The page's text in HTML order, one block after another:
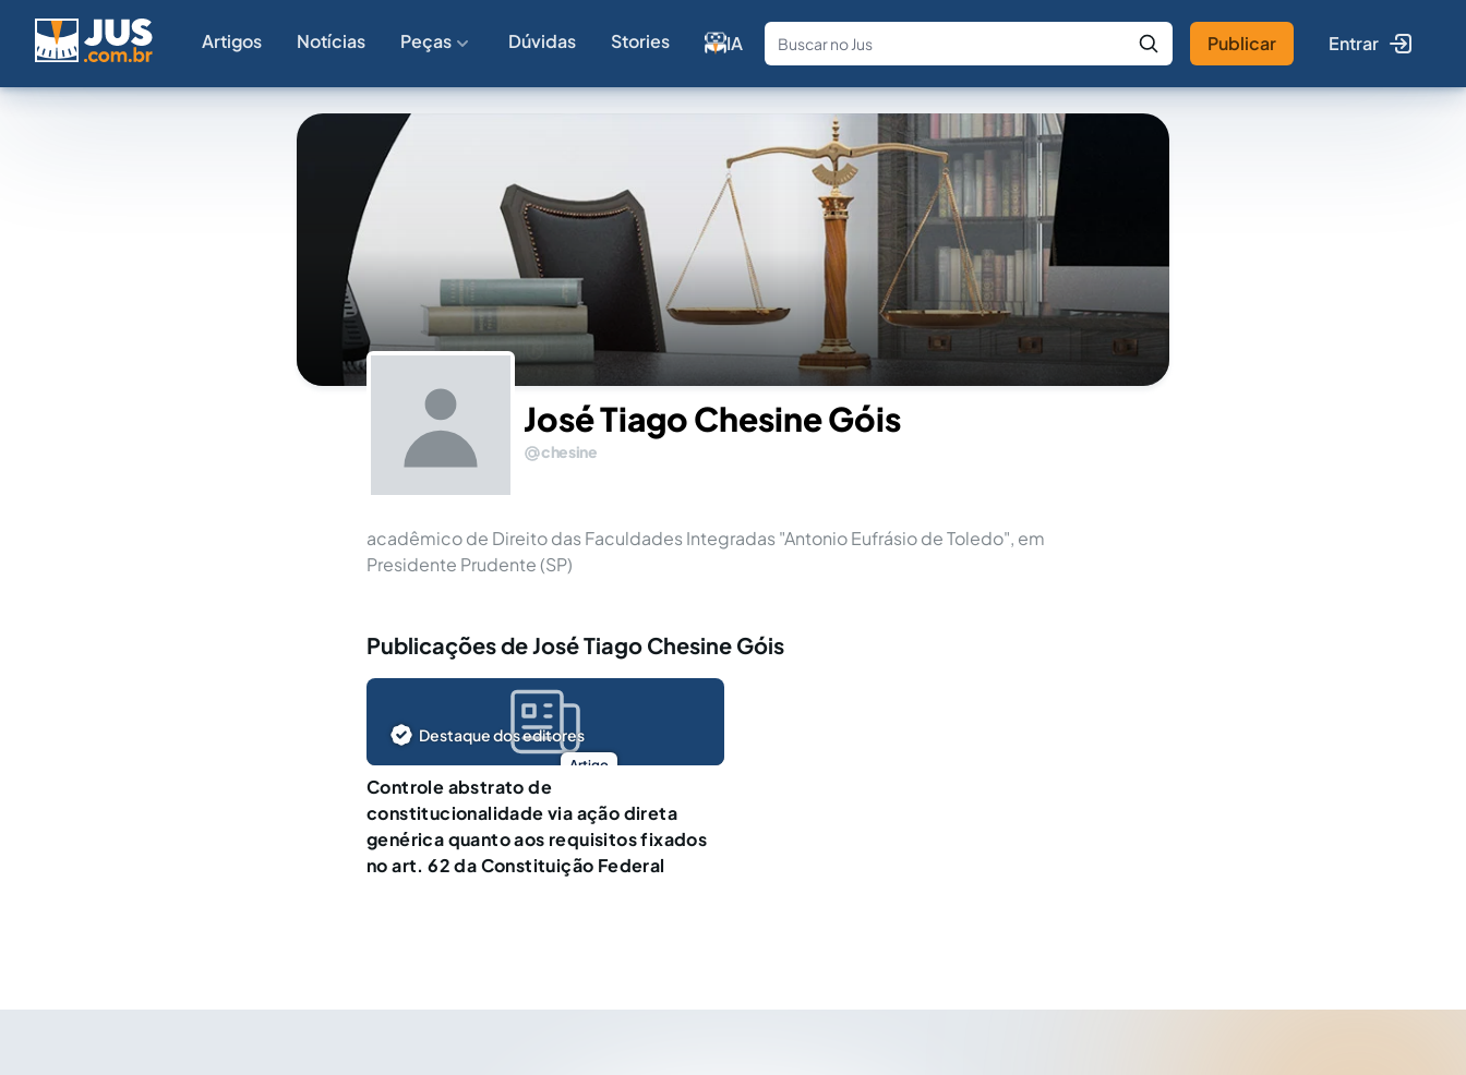
Artigos Notícias Peças Dúvidas Stories IA
Fale com a IA Buscar no Jus
Publicar Entrar
José Tiago Chesine Góis
chesine
acadêmico de Direito das Faculdades Integradas "Antonio Eufrásio de Toledo", em
Presidente Prudente (SP)
Publicações de José Tiago Chesine Góis
Artigo
Destaque dos editores
Controle abstrato de
constitucionalidade via ação direta
genérica quanto aos requisitos fixados
no art. 62 da Constituição Federal